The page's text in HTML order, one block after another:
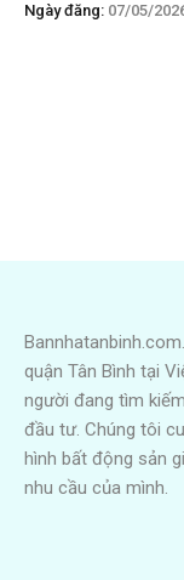
Ngày đăng: 07/05/
quận Tân Bình tại
người đang tìm
đầu tư. Chúng tôi
hình bất động sản
nhu cầu của mình.